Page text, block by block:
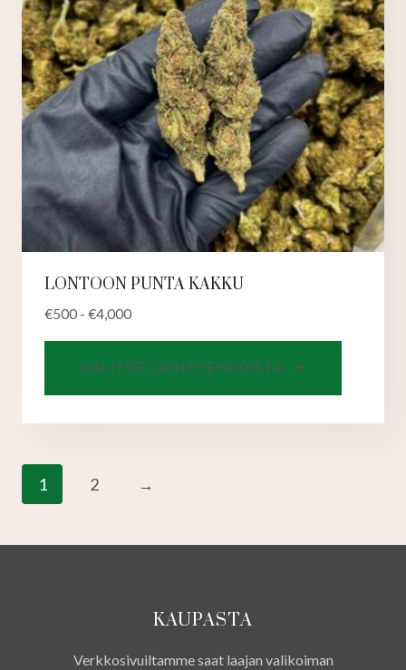
sivulla.
LONTOON PUNTA KAKKU
€500 - €4,000
VALITSE VAIHTOEHDOISTA
useampi
1 2 →
KAUPASTA
Verkkosivuiltamme saat laajan valikoiman